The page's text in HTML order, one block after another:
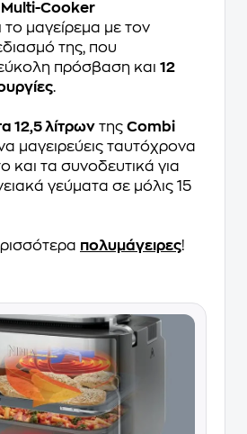
Cooker
μαγείρεμα με τον
της, που
πρόσβαση και 12
.
12,5 λίτρων της Combi
μαγειρεύεις ταυτόχρονα
και τα συνοδευτικά για
γεύματα σε μόλις 15
πολυμάγειρες!